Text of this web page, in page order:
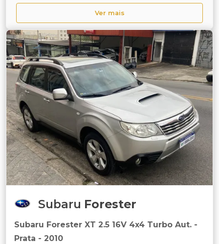
Ver mais
Subaru Forester
Subaru Forester XT 2.5 16V 4x4 Turbo Aut. -
Prata - 2010